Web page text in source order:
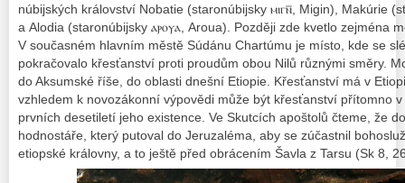
núbijských království Nobatie (staronúbijsky ⲙⲓⲅⲛ̅, Migin), Makúrie
a Alodia (staronúbijsky ⲁⲣⲟⲩⲁ, Aroua). Později zde kvetlo zejména
V současném hlavním městě Súdánu Chartúmu je místo, kde se
pokračovalo křesťanství proti proudům obou Nilů různými směry.
do Aksumské říše, do oblasti dnešní Etiopie. Křesťanství má v
vzhledem k novozákonní výpovědi může být křesťanství přítomno
prvních desetiletí jeho existence. Ve Skutcích apoštolů čteme, že
hodnostáře, který putoval do Jeruzaléma, aby se zúčastnil
etiopské královny, a to ještě před obrácením Šavla z Tarsu (Sk 8,